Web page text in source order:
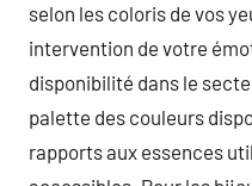
selon les coloris de vos
intervention de votre
disponibilité dans le
palette des couleurs
rapports aux essences